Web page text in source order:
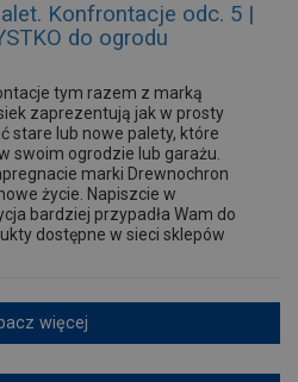
Konfrontacje odc. 5 |
do ogrodu
tym razem z marką
zaprezentują jak w prosty
stare lub nowe palety, które
swoim ogrodzie lub garażu.
marki Drewnochron
życie. Napiszcie w
bardziej przypadła Wam do
dostępne w sieci sklepów
więcej